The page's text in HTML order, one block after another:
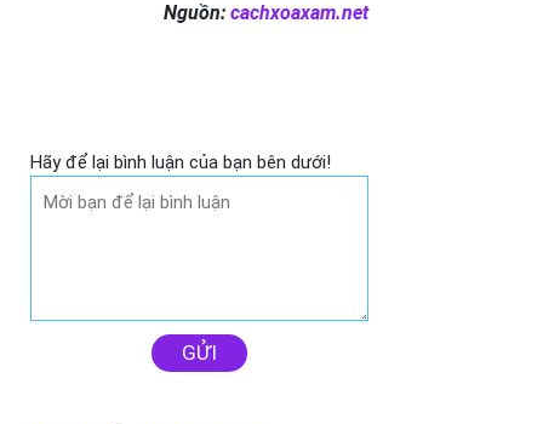
Nguồn: cachxoaxam.net
Hãy để lại bình luận của bạn bên dưới!
GỬI